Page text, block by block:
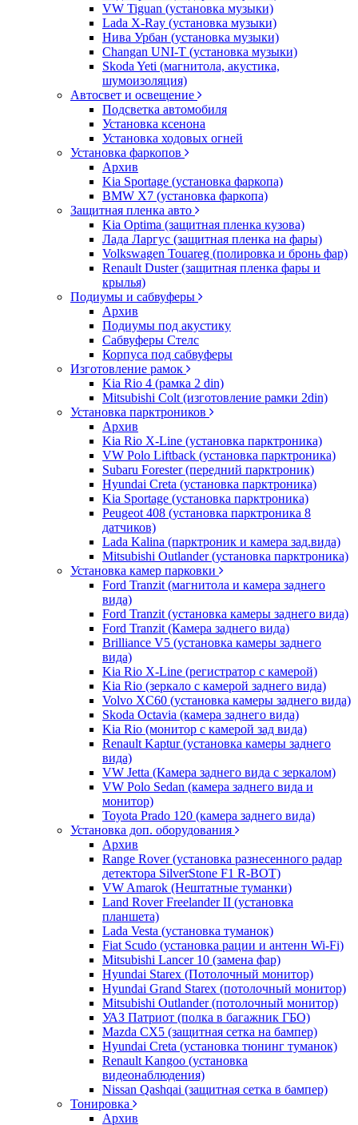
VW Tiguan (установка музыки)
Lada X-Ray (установка музыки)
Нива Урбан (установка музыки)
Changan UNI-T (установка музыки)
Skoda Yeti (магнитола, акустика,
шумоизоляция)
Автосвет и освещение
Подсветка автомобиля
Установка ксенона
Установка ходовых огней
Установка фаркопов
Архив
Kia Sportage (установка фаркопа)
BMW X7 (установка фаркопа)
Защитная пленка авто
Kia Optima (защитная пленка кузова)
Лада Ларгус (защитная пленка на фары)
Volkswagen Touareg (полировка и бронь фар)
Renault Duster (защитная пленка фары и
крылья)
Подиумы и сабвуферы
Архив
Подиумы под акустику
Сабвуферы Стелс
Корпуса под сабвуферы
Изготовление рамок
Kia Rio 4 (рамка 2 din)
Mitsubishi Colt (изготовление рамки 2din)
Установка парктроников
Архив
Kia Rio X-Line (установка парктроника)
VW Polo Liftback (установка парктроника)
Subaru Forester (передний парктроник)
Hyundai Creta (установка парктроника)
Kia Sportage (установка парктроника)
Peugeot 408 (установка парктроника 8
датчиков)
Lada Kalina (парктроник и камера зад.вида)
Mitsubishi Outlander (установка парктроника)
Установка камер парковки
Ford Tranzit (магнитола и камера заднего
вида)
Ford Tranzit (установка камеры заднего вида)
Ford Tranzit (Камера заднего вида)
Brilliance V5 (установка камеры заднего
вида)
Kia Rio X-Line (регистратор с камерой)
Kia Rio (зеркало с камерой заднего вида)
Volvo XC60 (установка камеры заднего вида)
Skoda Octavia (камера заднего вида)
Kia Rio (монитор с камерой зад вида)
Renault Kaptur (установка камеры заднего
вида)
VW Jetta (Камера заднего вида с зеркалом)
VW Polo Sedan (камера заднего вида и
монитор)
Toyota Prado 120 (камера заднего вида)
Установка доп. оборудования
Архив
Range Rover (установка разнесенного радар
детектора SilverStone F1 R-BOT)
VW Amarok (Нештатные туманки)
Land Rover Freelander II (установка
планшета)
Lada Vesta (установка туманок)
Fiat Scudo (установка рации и антенн Wi-Fi)
Mitsubishi Lancer 10 (замена фар)
Hyundai Starex (Потолочный монитор)
Hyundai Grand Starex (потолочный монитор)
Mitsubishi Outlander (потолочный монитор)
УАЗ Патриот (полка в багажник ГБО)
Mazda CX5 (защитная сетка на бампер)
Hyundai Creta (установка тюнинг туманок)
Renault Kangoo (установка
видеонаблюдения)
Nissan Qashqai (защитная сетка в бампер)
Тонировка
Архив